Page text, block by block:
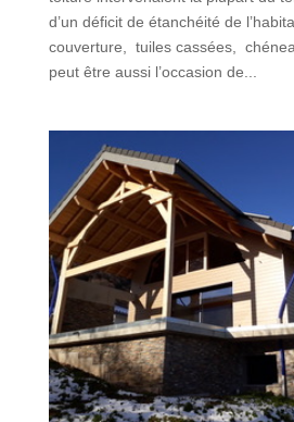
d’un déficit de étanchéité de
couverture, tuiles cassées,
peut être aussi l’occasion de...